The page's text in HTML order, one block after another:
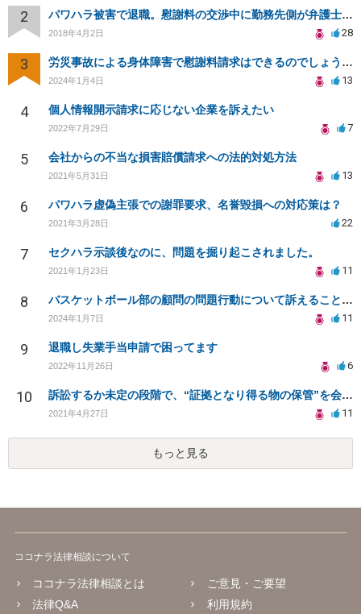
2 パワハラ被害で退職。慰謝料の交渉中に勤務先側が弁護士を立ててきました
2018年4月2日 28
3 労災事故による身体障害で慰謝料請求はできるのでしょうか？
2024年1月4日 13
4 個人情報開示請求に応じない企業を訴えたい
2022年7月29日 7
5 会社からの不当な損害賠償請求への法的対処方法
2021年5月31日 13
6 パワハラ虚偽主張での謝罪要求、名誉毀損への対応策は？
2021年3月28日 22
7 セクハラ示談後なのに、問題を掘り起こされました。
2021年1月23日 11
8 バスケットボール部の顧問の問題行動について訴えることは可能でしょうか？
2024年1月7日 11
9 退職し失業手当申請で困ってます
2022年11月26日 6
10 訴訟するか未定の段階で、“証拠となり得る物の保管”を会社に応じてもらえる方法は在りますか?
2021年4月27日 11
もっと見る
ココナラ法律相談について
ココナラ法律相談とは
法律Q&A
ご意見・ご要望
利用規約